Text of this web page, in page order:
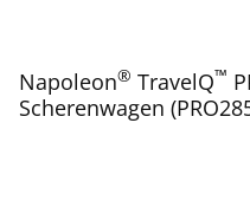
Napoleon® TravelQ™
Scherenwagen